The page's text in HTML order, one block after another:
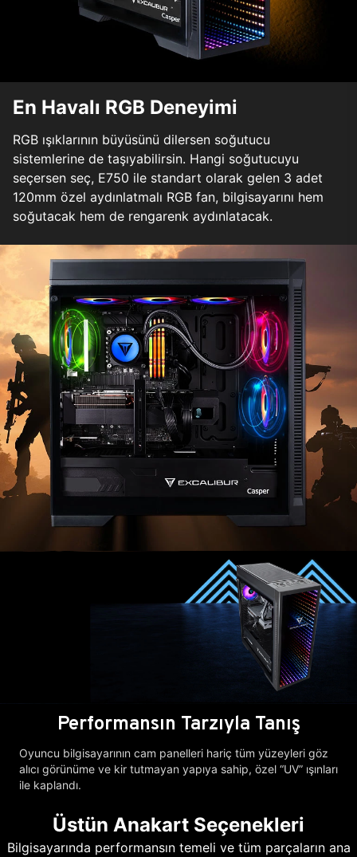
En Havalı RGB Deneyimi
RGB ışıklarının büyüsünü dilersen soğutucu
sistemlerine de taşıyabilirsin. Hangi soğutucuyu
seçersen seç, E750 ile standart olarak gelen 3 adet
120mm özel aydınlatmalı RGB fan, bilgisayarını hem
soğutacak hem de rengarenk aydınlatacak.
Performansın Tarzıyla Tanış
Oyuncu bilgisayarının cam panelleri hariç tüm yüzeyleri göz
alıcı görünüme ve kir tutmayan yapıya sahip, özel “UV” ışınları
ile kaplandı.
Üstün Anakart Seçenekleri
Bilgisayarında performansın temeli ve tüm parçaların ana